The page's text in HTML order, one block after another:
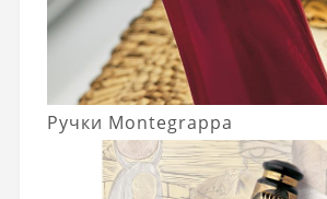
Ручки Montegrappa